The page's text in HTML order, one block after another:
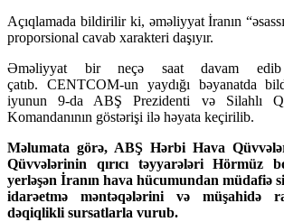
Açıqlamada bildirilir ki, əməliyyat İranın
proporsional cavab xarakteri daşıyır.
Əməliyyat bir neçə saat davam
çatıb. CENTCOM-un yaydığı bəyanatda
iyunun 9-da ABŞ Prezidenti və Silahlı
Komandanının göstərişi ilə həyata keçirilib.
Məlumata görə, ABŞ Hərbi Hava
Qüvvələrinin qırıcı təyyarələri Hörmüz
yerləşən İranın hava hücumundan müdafiə
idarəetmə məntəqələrini və müşahidə
dəqiqlikli sursatlarla vurub.